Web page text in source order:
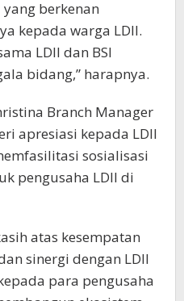
yang berkenan
kepada warga LDII.
LDII dan BSI
bidang,” harapnya.
Branch Manager
apresiasi kepada LDII
sosialisasi
pengusaha LDII di
atas kesempatan
sinergi dengan LDII
para pengusaha